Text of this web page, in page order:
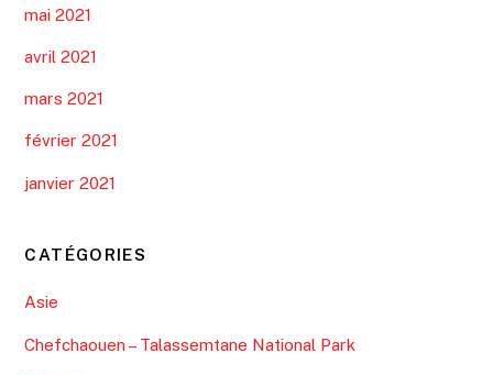
mai 2021
avril 2021
mars 2021
février 2021
janvier 2021
CATÉGORIES
Asie
Chefchaouen – Talassemtane National Park